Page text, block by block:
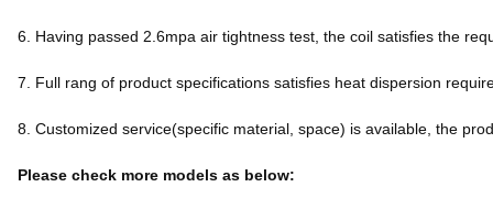
6. Having passed 2.6mpa air tightness test, the coil satisfies the
7. Full rang of product specifications satisfies heat dispersion
8. Customized service(specific material, space) is available, the
Please check more models as below: